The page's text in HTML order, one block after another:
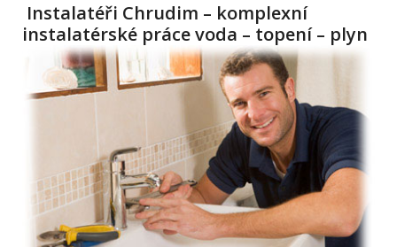
Instalatéři Chrudim – komplexní
instalatérské práce voda – topení – plyn